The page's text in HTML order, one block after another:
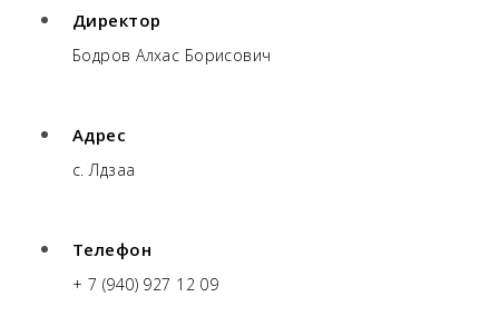
Директор
Бодров Алхас Борисович
Адрес
с. Лдзаа
Телефон
+ 7 (940) 927 12 09